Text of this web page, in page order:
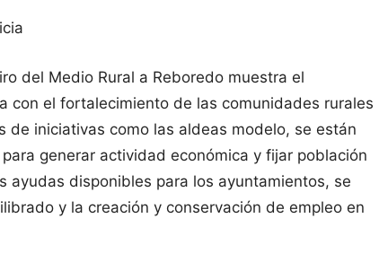
del Medio Rural a Reboredo muestra el
con el fortalecimiento de las comunidades rurales
de iniciativas como las aldeas modelo, se están
generar actividad económica y fijar población
ayudas disponibles para los ayuntamientos, se
y la creación y conservación de empleo en